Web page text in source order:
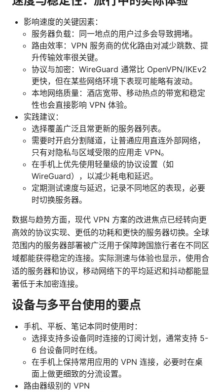
影响速度的关键因素：
服务器负载：同一地点的用户过多会导致拥堵。
路由效率：VPN 服务商的优化路由对减少跳数、提
升传输效率很关键。
协议与加密：WireGuard 通常比 OpenVPN/IKEv2
更快，但在某些网络环境下表现可能略有波动。
本地网络质量：酒店宽带、移动热点的带宽和稳定
性也会直接影响 VPN 体验。
实践建议：
选择覆盖广泛且常更新的服务器列表。
需要时开启分割隧道，让普通应用直连外部网络，
只有对隐私与区域受限的应用走 VPN。
在手机上优先使用轻量级的协议设置（如
WireGuard），以减少耗电和延迟。
定期测试速度与延迟，记录不同地区的表现，必要
时切换服务器。
数据与趋势方面，现代 VPN 方案的改进焦点已经转向更
高效的协议实现、更低的功耗和更快的服务器切换。全球
范围内的服务器部署被广泛用于保障跨国旅行者在不同区
域都能获得稳定的连接。实际测速与体验也显示，使用合
适的服务器和协议，移动网络下的平均延迟和抖动都能显
著低于未加密连接。
设备与多平台使用的要点
手机、平板、笔记本同时使用时：
选择支持多设备同时连接的订阅计划，通常支持 5-
6 台设备同时在线。
在手机上保持常用应用的 VPN 连接，必要时在桌
面上做更细致的分流设置。
路由器级别的 VPN